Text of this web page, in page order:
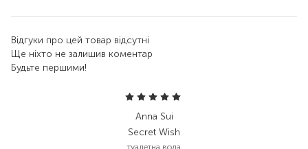
Відгуки про цей товар відсутні
Ще ніхто не залишив коментар
Будьте першими!
Anna Sui
Secret Wish
туалетна вода